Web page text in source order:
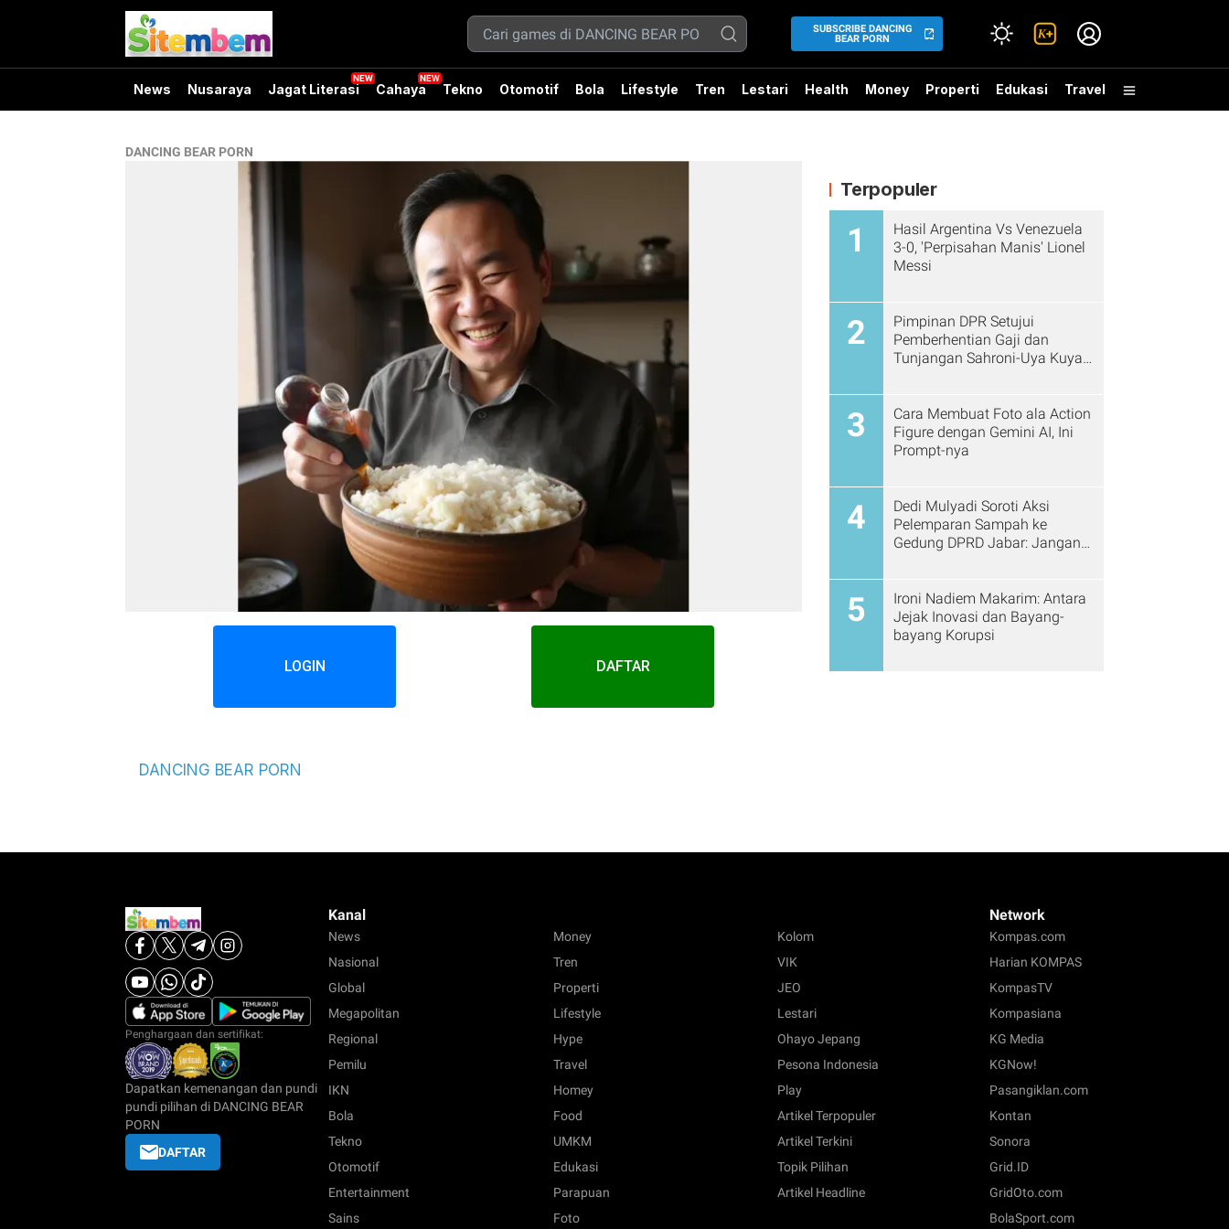
SUBSCRIBE DANCING
BEAR PORN
News Nusaraya Jagat Literasi Cahaya Tekno Otomotif Bola Lifestyle Tren Lestari Health Money Properti Edukasi Travel
DANCING BEAR PORN
LOGIN DAFTAR
DANCING BEAR PORN
Terpopuler
1
Hasil Argentina Vs Venezuela
3-0, 'Perpisahan Manis' Lionel
Messi
2
Pimpinan DPR Setujui
Pemberhentian Gaji dan
Tunjangan Sahroni-Uya Kuya
3
Cara Membuat Foto ala Action
Figure dengan Gemini AI, Ini
Prompt-nya
4
Dedi Mulyadi Soroti Aksi
Pelemparan Sampah ke
Gedung DPRD Jabar: Jangan
5
Ironi Nadiem Makarim: Antara
Jejak Inovasi dan Bayang-
bayang Korupsi
Penghargaan dan sertifikat:
Dapatkan kemenangan dan pundi
pundi pilihan di DANCING BEAR
PORN
DAFTAR
Kanal
News
Nasional
Global
Megapolitan
Regional
Pemilu
IKN
Bola
Tekno
Otomotif
Entertainment
Sains
Money
Tren
Properti
Lifestyle
Hype
Travel
Homey
Food
UMKM
Edukasi
Parapuan
Foto
Kolom
VIK
JEO
Lestari
Ohayo Jepang
Pesona Indonesia
Play
Artikel Terpopuler
Artikel Terkini
Topik Pilihan
Artikel Headline
Network
Kompas.com
Harian KOMPAS
KompasTV
Kompasiana
KG Media
KGNow!
Pasangiklan.com
Kontan
Sonora
Grid.ID
GridOto.com
BolaSport.com